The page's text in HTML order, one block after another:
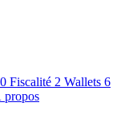
Fiscalité 2 Wallets 6
propos